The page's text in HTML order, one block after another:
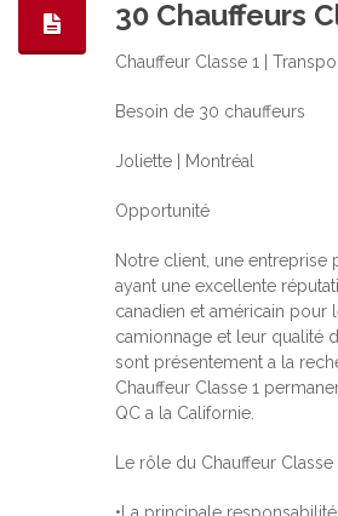
30 Chauffeurs
Chauffeur Classe 1 |
Besoin de 30 chauffeurs
Joliette | Montréal
Opportunité
Notre client, une entreprise
ayant une excellente
canadien et américain pour
camionnage et leur qualité
sont présentement a la
Chauffeur Classe 1
QC a la Californie.
Le rôle du Chauffeur Classe
•La principale